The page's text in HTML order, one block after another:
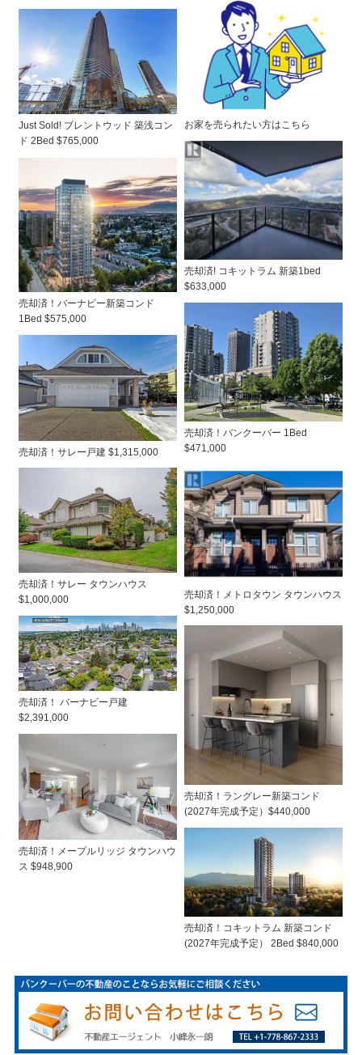
お家を売られたい方はこちら
Just Sold! ブレントウッド 築浅コン
ド 2Bed $765,000
売却済! コキットラム 新築1bed
$633,000
売却済！バーナビー新築コンド
1Bed $575,000
売却済！バンクーバー 1Bed
$471,000
売却済！サレー戸建 $1,315,000
売却済！メトロタウン タウンハウス
$1,250,000
売却済！サレー タウンハウス
$1,000,000
売却済！ バーナビー戸建
$2,391,000
売却済！ラングレー新築コンド
(2027年完成予定）$440,000
売却済！メープルリッジ タウンハウ
ス $948,900
売却済！コキットラム 新築コンド
(2027年完成予定） 2Bed $840,000